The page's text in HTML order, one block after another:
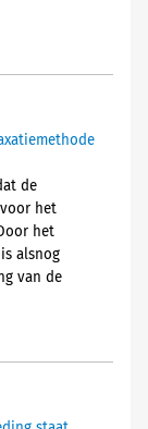
de
het
het
alsnog
van de